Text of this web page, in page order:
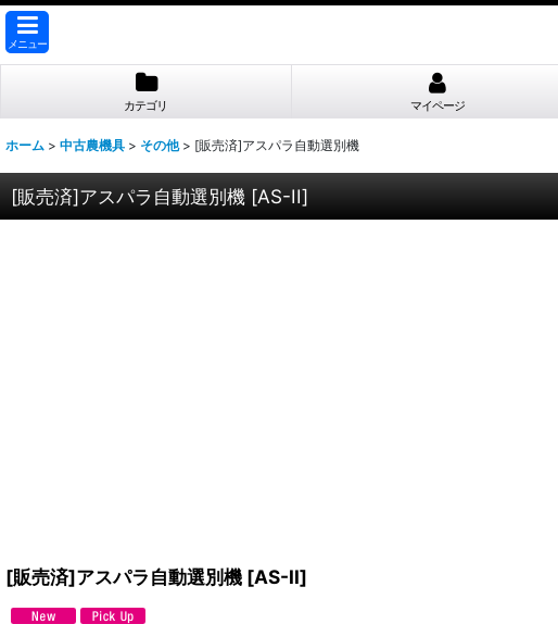
メニュー
カテゴリ マイページ
ホーム > 中古農機具 > その他 > [販売済]アスパラ自動選別機
[販売済]アスパラ自動選別機 [AS-II]
[販売済]アスパラ自動選別機 [AS-II]